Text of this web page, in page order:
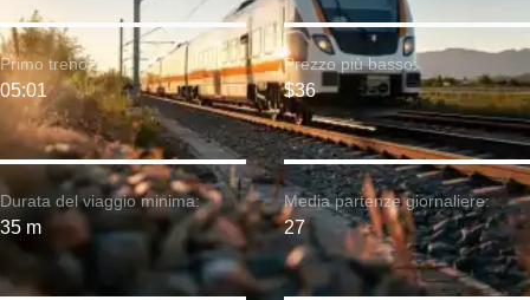
Durata del viaggio minima:
35 m
Primo treno:
05:01
Prezzo più basso:
$36
Media partenze giornaliere:
27